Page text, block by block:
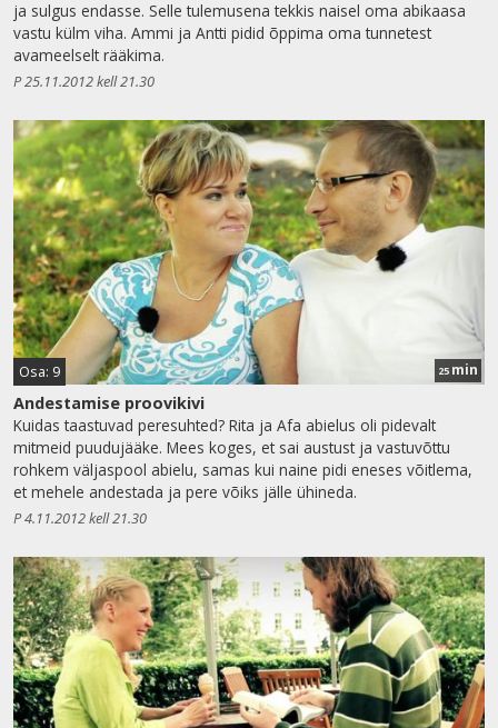
ja sulgus endasse. Selle tulemusena tekkis naisel oma abikaasa
vastu külm viha. Ammi ja Antti pidid õppima oma tunnetest
avameelselt rääkima.
P 25.11.2012 kell 21.30
Osa: 9 25 min
Andestamise proovikivi
Kuidas taastuvad peresuhted? Rita ja Afa abielus oli pidevalt
mitmeid puudujääke. Mees koges, et sai austust ja vastuvõttu
rohkem väljaspool abielu, samas kui naine pidi eneses võitlema,
et mehele andestada ja pere võiks jälle ühineda.
P 4.11.2012 kell 21.30